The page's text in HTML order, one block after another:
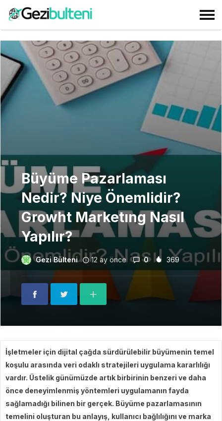
Büyüme Pazarlaması
Nedir? Niye Önemlidir?
Growht Marketıng Nasıl
Yapılır?
Gezi Bülteni 12 ay önce 0 369
İşletmeler için dijital çağda sürdürülebilir büyümenin temel
koşulu arasında veri odaklı stratejileri uygulama kararlılığı
vardır. Üstelik günümüzde artık birbirinin benzeri ve daha
önce deneyimlenmiş yöntemleri uygulamanın fayda
sağlamadığı bilinen bir gerçek. Büyüme pazarlamasının
temelini oluşturan bu anlayış, kullanıcı bağlılığını ve marka